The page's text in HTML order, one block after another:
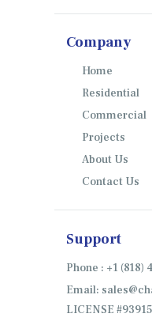
Company
Home
Residential
Commercial
Projects
About Us
Contact Us
Support
Phone : +1 (818)
Email:
LICENSE